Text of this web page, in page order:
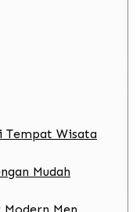
Tempat Wisata
Mudah